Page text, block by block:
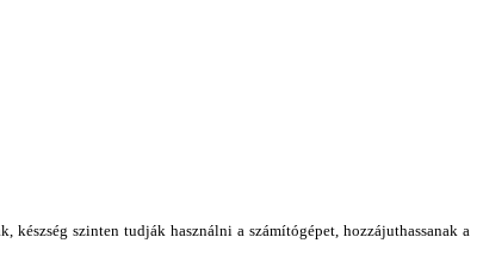
szinten tudják használni a számítógépet, hozzájuthassanak a